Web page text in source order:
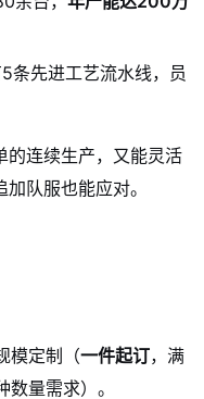
条先进工艺流水线，员
的连续生产，又能灵活
队服也能应对。
模定制（一件起订，满
量需求）。